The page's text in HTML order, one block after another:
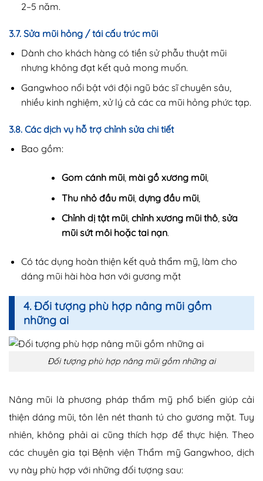
2–5 năm.
3.7. Sửa mũi hỏng / tái cấu trúc mũi
Dành cho khách hàng có tiền sử phẫu thuật mũi
nhưng không đạt kết quả mong muốn.
Gangwhoo nổi bật với đội ngũ bác sĩ chuyên sâu,
nhiều kinh nghiệm, xử lý cả các ca mũi hỏng phức tạp.
3.8. Các dịch vụ hỗ trợ chỉnh sửa chi tiết
Bao gồm:
Gom cánh mũi, mài gồ xương mũi,
Thu nhỏ đầu mũi, dựng đầu mũi,
Chỉnh dị tật mũi, chỉnh xương mũi thô, sửa
mũi sứt môi hoặc tai nạn.
Có tác dụng hoàn thiện kết quả thẩm mỹ, làm cho
dáng mũi hài hòa hơn với gương mặt
4. Đối tượng phù hợp nâng mũi gồm
những ai
Đối tượng phù hợp nâng mũi gồm những ai
Nâng mũi là phương pháp thẩm mỹ phổ biến giúp cải
thiện dáng mũi, tôn lên nét thanh tú cho gương mặt. Tuy
nhiên, không phải ai cũng thích hợp để thực hiện. Theo
các chuyên gia tại Bệnh viện Thẩm mỹ Gangwhoo, dịch
vụ này phù hợp với những đối tượng sau: